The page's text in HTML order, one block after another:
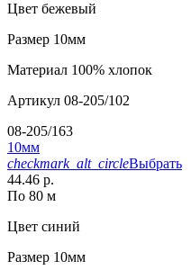
Цвет бежевый
Размер 10мм
Материал 100% хлопок
Артикул 08-205/102
08-205/163
10мм
checkmark_alt_circleВыбрать
44.46 р.
По 80 м
Цвет синий
Размер 10мм